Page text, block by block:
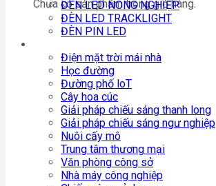
Chưa có sản phẩm trong giỏ hàng.
ĐÈN LED NÔNG NGHIỆP
ĐÈN LED TRACKLIGHT
ĐÈN PIN LED
Điện mặt trời mái nhà
Học đường
Đường phố loT
Cây hoa cúc
Giải pháp chiếu sáng thanh long
Giải pháp chiếu sáng ngư nghiệp
Nuôi cấy mô
Trung tâm thương mại
Văn phòng công sở
Nhà máy công nghiệp